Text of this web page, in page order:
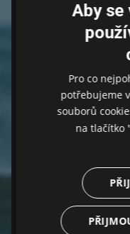
Pro přihlášení zadejte
Zapomenuté heslo
Aby se
Pro co
potřebujeme
souborů
na tlačítko